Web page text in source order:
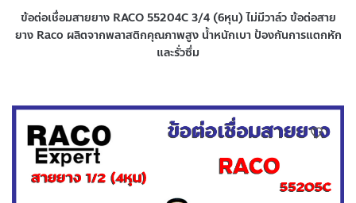
ข้อต่อเชื่อมสายยาง RACO 55204C 3/4 (6หุน) ไม่มีวาล์ว ข้อต่อสาย
ยาง Raco ผลิตจากพลาสติกคุณภาพสูง น้ำหนักเบา ป้องกันการแตกหัก
และรั่วซึ่ม